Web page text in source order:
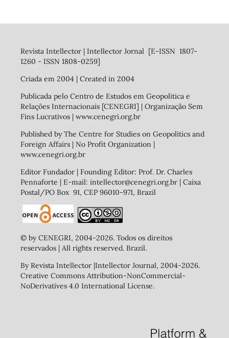
Revista Intellector | Intellector Jornal [E-ISSN 1807-
1260 - ISSN 1808-0259]
Criada em 2004 | Created in 2004
Publicada pelo Centro de Estudos em Geopolitica e
Relações Internacionais [CENEGRI] | Organização Sem
Fins Lucrativos | www.cenegri.org.br
Published by The Centre for Studies on Geopolitics and
Foreign Affairs | No Profit Organization |
www.cenegri.org.br
Editor Fundador | Founding Editor: Prof. Dr. Charles
Pennaforte | E-mail: intellector@cenegri.org.br | Caixa
Postal/PO Box 91, CEP 96010-971, Brazil
© by CENEGRI, 2004-2026. Todos os direitos
reservados | All rights reserved. Brazil.
By Revista Intellector |Intellector Journal, 2004-2026.
Creative Commons Attribution-NonCommercial-
NoDerivatives 4.0 International License.